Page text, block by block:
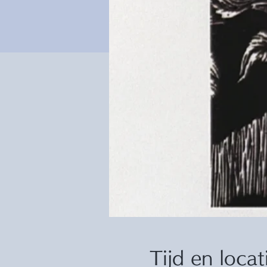
Tijd en